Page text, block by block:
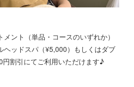
ント（単品・コースのいずれか）
ヘッドスパ（¥5,000）もしくはダブ
割引にてご利用いただけます♪